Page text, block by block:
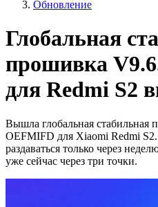
Обновление
Глобальная
прошивка
для Redmi S2
Вышла глобальная стабильная
OEFMIFD для Xiaomi Redmi
раздаваться только через
уже сейчас через три точки.